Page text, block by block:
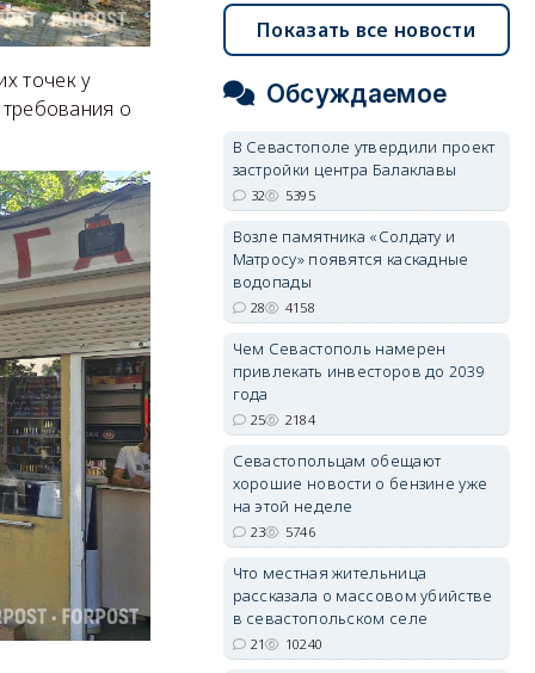
точек у
о
Показать все новости
Обсуждаемое
В Севастополе утвердили проект
застройки центра Балаклавы
32 5395
Возле памятника «Солдату и
Матросу» появятся каскадные
водопады
28 4158
Чем Севастополь намерен
привлекать инвесторов до 2039
года
25 2184
Севастопольцам обещают
хорошие новости о бензине уже
на этой неделе
23 5746
Что местная жительница
рассказала о массовом убийстве
в севастопольском селе
21 10240